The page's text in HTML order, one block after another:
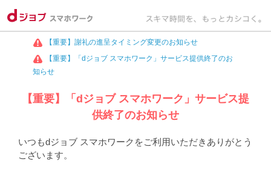
【重要】謝礼の進呈タイミング変更のお知らせ
【重要】「dジョブ スマホワーク」サービス提供終了のお
知らせ
【重要】「dジョブ スマホワーク」サービス提
供終了のお知らせ
いつもdジョブ スマホワークをご利用いただきありがとう
ございます。